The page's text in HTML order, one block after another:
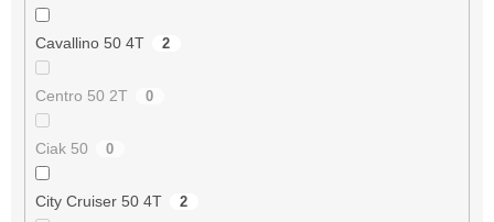
Cavallino 50 4T 2
Centro 50 2T 0
Ciak 50 0
City Cruiser 50 4T 2